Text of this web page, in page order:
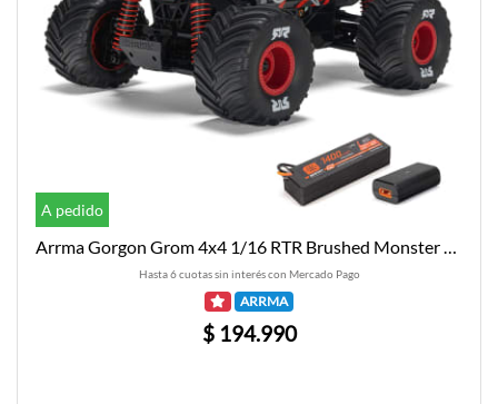
A pedido
Hasta 6 cuotas sin interés con Mercado Pago
ARRMA
$ 194.990